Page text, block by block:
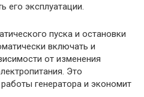
его эксплуатации.
пуска и остановки
включать и
от изменения
Это
генератора и экономит